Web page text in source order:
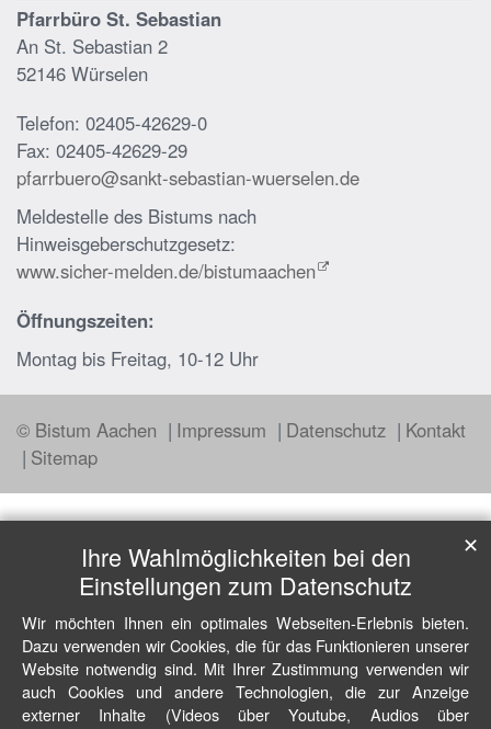
Pfarrbüro St. Sebastian
An St. Sebastian 2
52146 Würselen
Telefon: 02405-42629-0
Fax: 02405-42629-29
pfarrbuero@sankt-sebastian-wuerselen.de
Meldestelle des Bistums nach
Hinweisgeberschutzgesetz:
www.sicher-melden.de/bistumaachen
Öffnungszeiten:
Montag bis Freitag, 10-12 Uhr
© Bistum Aachen Impressum Datenschutz
Kontakt
Sitemap
Ihre Wahlmöglichkeiten bei den
Einstellungen zum Datenschutz
Wir möchten Ihnen ein optimales Webseiten-Erlebnis bieten.
Dazu verwenden wir Cookies, die für das Funktionieren unserer
Website notwendig sind. Mit Ihrer Zustimmung verwenden wir
auch Cookies und andere Technologien, die zur Anzeige
externer Inhalte (Videos über Youtube, Audios über
✕